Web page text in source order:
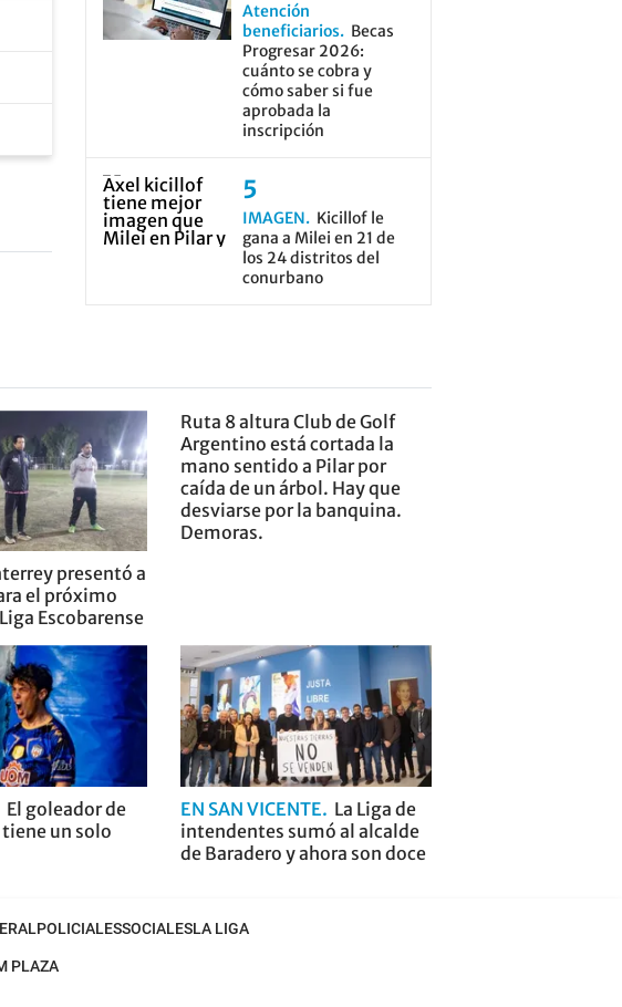
Atención
beneficiarios
Becas
Progresar 2026:
cuánto se cobra y
cómo saber si fue
aprobada la
inscripción
IMAGEN
Kicillof le
gana a Milei en 21 de
los 24 distritos del
conurbano
presentó a
el próximo
Escobarense
Ruta 8 altura Club de Golf
Argentino está cortada la
mano sentido a Pilar por
caída de un árbol. Hay que
desviarse por la banquina.
Demoras.
El goleador de
un solo
EN SAN VICENTE
La Liga de
intendentes sumó al alcalde
de Baradero y ahora son doce
POLICIALESSOCIALESLA LIGA
PLAZA